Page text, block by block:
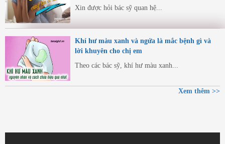
Xin được hỏi bác sỹ quan hệ...
Khí hư màu xanh và ngứa là mắc bệnh gì và
lời khuyên cho chị em
Theo các bác sỹ, khí hư màu xanh...
Xem thêm >>